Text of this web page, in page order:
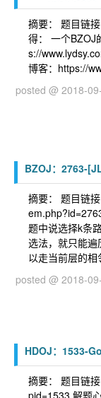
摘要： 题目链
得： 一个BZOJ
s://
博客：https://
posted @ 2018-
BZOJ：2763-
摘要： 题目链
题中说选择k条
选法，就只能
以走当前层的
posted @ 2018-
HDOJ：1533-
摘要： 题目链
pid=1533 解题